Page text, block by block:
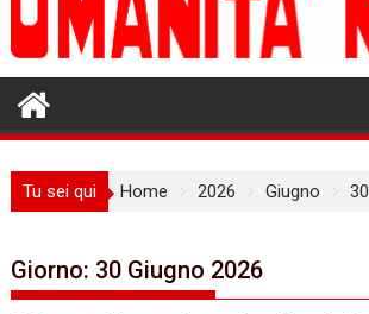
Tu sei qui Home 2026 Giugno 30
Giorno: 30 Giugno 2026